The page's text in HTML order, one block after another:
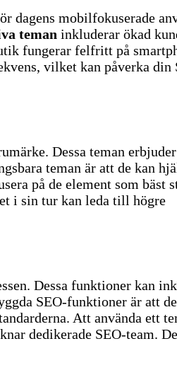
dagens mobilfokuserade
teman inkluderar ökad
fungerar felfritt på
vilket kan påverka din
Dessa teman
teman är att de kan
på de element som bäst
i sin tur kan leda till högre
Dessa funktioner kan
SEO-funktioner är att
Att använda ett
dedikerade SEO-team.